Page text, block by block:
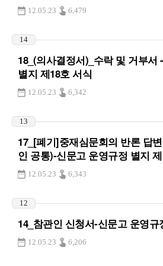
12.05.23 6,479
14
18_(의사결정서)_수락 및 거부서
별지 제18호 서식
12.05.23 6,342
13
17_[폐기]중재심문회의 반론 답
인 공통)-신문고 운영규정 별지
12.05.23 6,343
12
14_참관인 신청서-신문고 운영
12.05.23 6,206